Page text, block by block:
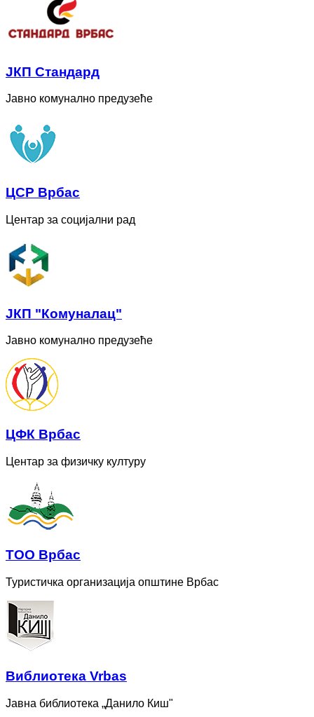
ЈКП Стандард
Јавно комунално предузеће
ЦСР Врбас
Центар за социјални рад
ЈКП "Комуналац"
Јавно комунално предузеће
ЦФК Врбас
Центар за физичку културу
ТОО Врбас
Туристичка организација општине Врбас
Bиблиотека Vrbas
Јавна библиотека „Данило Киш"